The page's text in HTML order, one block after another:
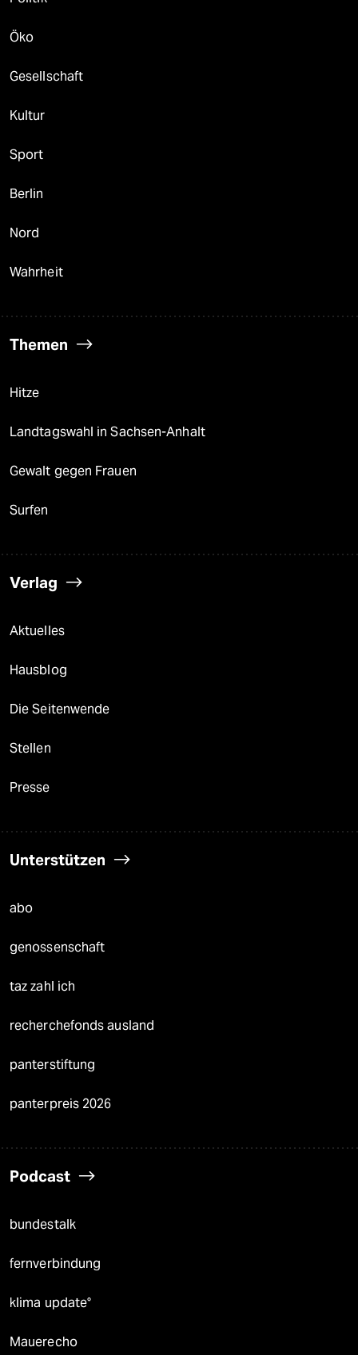
Öko
Gesellschaft
Kultur
Sport
Berlin
Nord
Wahrheit
Themen
Hitze
Landtagswahl in Sachsen-Anhalt
Gewalt gegen Frauen
Surfen
Verlag
Aktuelles
Hausblog
Die Seitenwende
Stellen
Presse
Unterstützen
abo
genossenschaft
taz zahl ich
recherchefonds ausland
panterstiftung
panterpreis 2026
Podcast
bundestalk
fernverbindung
klima update°
Mauerecho